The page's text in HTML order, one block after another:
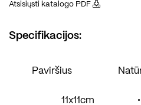
Atsisiųsti katalogo PDF
Specifikacijos:
Paviršius
11x11cm •